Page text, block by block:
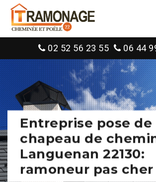
02 52 56 23 55 06 44
Entreprise pose de
chapeau de
Languenan 22130:
ramoneur pas cher